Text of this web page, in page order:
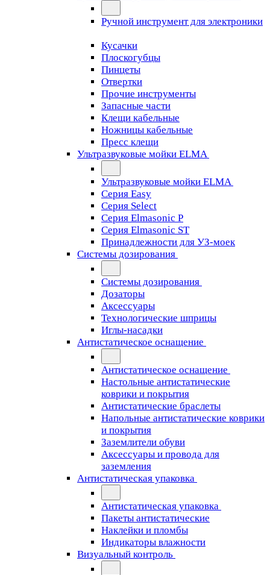
Ручной инструмент для электроники
Кусачки
Плоскогубцы
Пинцеты
Отвертки
Прочие инструменты
Запасные части
Клещи кабельные
Ножницы кабельные
Пресс клещи
Ультразвуковые мойки ELMA
Ультразвуковые мойки ELMA
Серия Easy
Серия Select
Серия Elmasonic P
Серия Elmasonic ST
Принадлежности для УЗ-моек
Системы дозирования
Системы дозирования
Дозаторы
Аксессуары
Технологические шприцы
Иглы-насадки
Антистатическое оснащение
Антистатическое оснащение
Настольные антистатические
коврики и покрытия
Антистатические браслеты
Напольные антистатические коврики
и покрытия
Заземлители обуви
Аксессуары и провода для
заземления
Антистатическая упаковка
Антистатическая упаковка
Пакеты антистатические
Наклейки и пломбы
Индикаторы влажности
Визуальный контроль